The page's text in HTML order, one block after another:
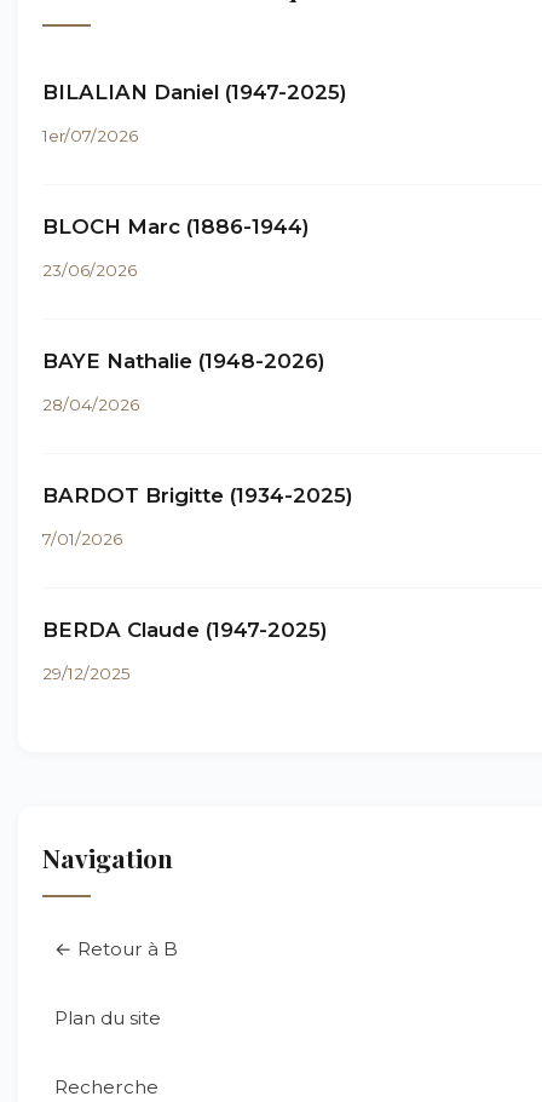
BILALIAN Daniel (1947-2025)
1er/07/2026
BLOCH Marc (1886-1944)
23/06/2026
BAYE Nathalie (1948-2026)
28/04/2026
BARDOT Brigitte (1934-2025)
7/01/2026
BERDA Claude (1947-2025)
29/12/2025
Navigation
← Retour à B
Plan du site
Recherche